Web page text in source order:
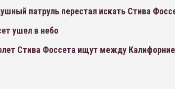
патруль перестал искать Стива
ушел в небо
Стива Фоссета ищут между